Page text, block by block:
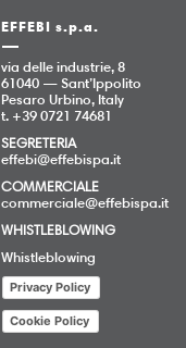
EFFEBI s.p.a.
via delle industrie, 8
61040 — Sant’Ippolito
Pesaro Urbino, Italy
t. +39 0721 74681
SEGRETERIA
effebi@effebispa.it
COMMERCIALE
commerciale@effebispa.it
WHISTLEBLOWING
Whistleblowing
Privacy Policy
Cookie Policy